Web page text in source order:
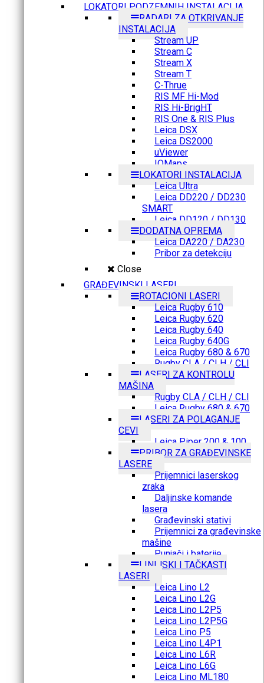
LOKATORI PODZEMNIH INSTALACIJA
RADARI ZA OTKRIVANJE
INSTALACIJA
Stream UP
Stream C
Stream X
Stream T
C-Thrue
RIS MF Hi-Mod
RIS Hi-BrigHT
RIS One & RIS Plus
Leica DSX
Leica DS2000
uViewer
IQMaps
LOKATORI INSTALACIJA
Leica Ultra
Leica DD220 / DD230
SMART
Leica DD120 / DD130
DODATNA OPREMA
Leica DA220 / DA230
Pribor za detekciju
Close
GRAĐEVINSKI LASERI
ROTACIONI LASERI
Leica Rugby 610
Leica Rugby 620
Leica Rugby 640
Leica Rugby 640G
Leica Rugby 680 & 670
Rugby CLA / CLH / CLI
LASERI ZA KONTROLU
MAŠINA
Rugby CLA / CLH / CLI
Leica Rugby 680 & 670
LASERI ZA POLAGANJE
CEVI
Leica Piper 200 & 100
PRIBOR ZA GRAĐEVINSKE
LASERE
Prijemnici laserskog
zraka
Daljinske komande
lasera
Građevinski stativi
Prijemnici za građevinske
mašine
Punjači i baterije
LINIJSKI I TAČKASTI
LASERI
Leica Lino L2
Leica Lino L2G
Leica Lino L2P5
Leica Lino L2P5G
Leica Lino P5
Leica Lino L4P1
Leica Lino L6R
Leica Lino L6G
Leica Lino ML180